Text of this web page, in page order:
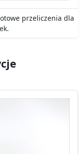
przeliczenia dla